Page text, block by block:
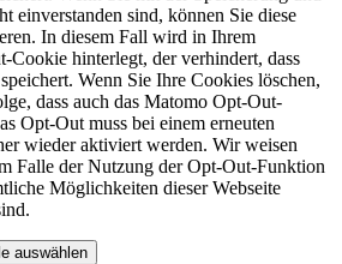
einverstanden sind, können Sie diese
In diesem Fall wird in Ihrem
Cookie hinterlegt, der verhindert, dass
Wenn Sie Ihre Cookies löschen,
dass auch das Matomo Opt-Out-
Opt-Out muss bei einem erneuten
wieder aktiviert werden. Wir weisen
Falle der Nutzung der Opt-Out-Funktion
Möglichkeiten dieser Webseite
auswählen